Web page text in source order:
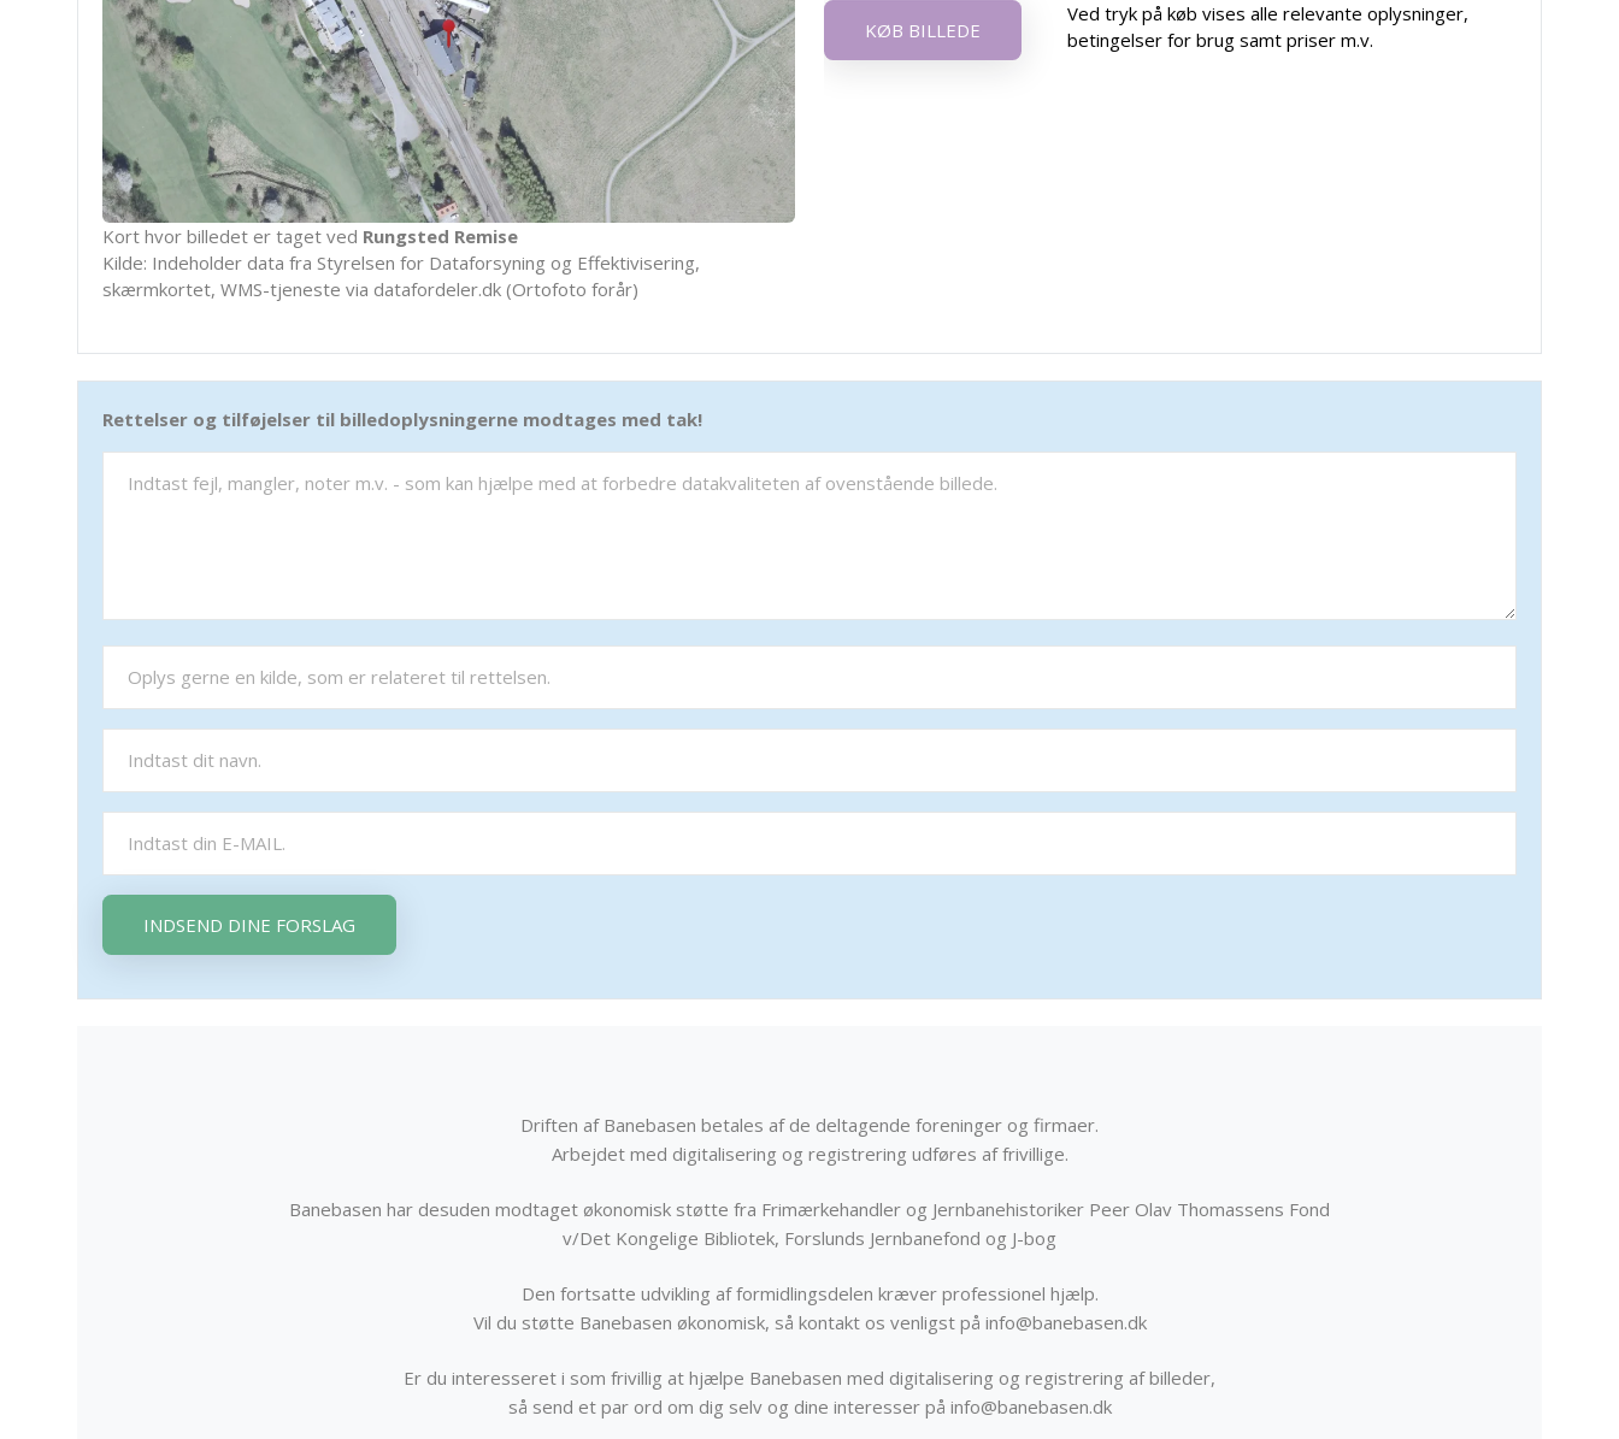
Kort hvor billedet er taget ved Rungsted Remise
Kilde: Indeholder data fra Styrelsen for Dataforsyning og Effektivisering,
skærmkortet, WMS-tjeneste via datafordeler.dk (Ortofoto forår)
KØB BILLEDE
Ved tryk på køb vises alle relevante oplysninger,
betingelser for brug samt priser m.v.
Rettelser og tilføjelser til billedoplysningerne modtages med tak!
INDSEND DINE FORSLAG
Driften af Banebasen betales af de deltagende foreninger og firmaer.
Arbejdet med digitalisering og registrering udføres af frivillige.
Banebasen har desuden modtaget økonomisk støtte fra Frimærkehandler og Jernbanehistoriker Peer Olav Thomassens Fond
v/Det Kongelige Bibliotek, Forslunds Jernbanefond og J-bog
Den fortsatte udvikling af formidlingsdelen kræver professionel hjælp.
Vil du støtte Banebasen økonomisk, så kontakt os venligst på info@banebasen.dk
Er du interesseret i som frivillig at hjælpe Banebasen med digitalisering og registrering af billeder,
så send et par ord om dig selv og dine interesser på info@banebasen.dk